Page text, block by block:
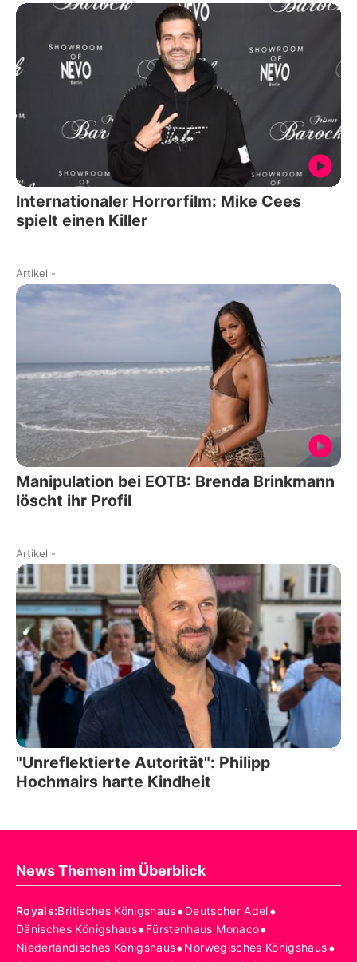
Internationaler Horrorfilm: Mike Cees
spielt einen Killer
Artikel -
Manipulation bei EOTB: Brenda Brinkmann
löscht ihr Profil
Artikel -
"Unreflektierte Autorität": Philipp
Hochmairs harte Kindheit
News Themen im Überblick
Royals:Britisches Königshaus•Deutscher Adel•
Dänisches Königshaus•Fürstenhaus Monaco•
Niederländisches Königshaus•Norwegisches Königshaus•